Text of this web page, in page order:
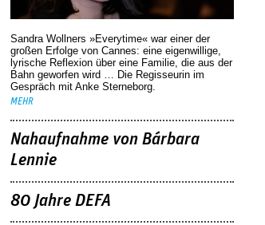
Sandra Wollners »Everytime« war einer der
großen Erfolge von Cannes: eine eigenwillige,
lyrische Reflexion über eine ­Familie, die aus der
Bahn geworfen wird … Die Regisseurin im
Gespräch mit Anke Sterneborg.
MEHR
Nahaufnahme von Bárbara
Lennie
80 Jahre DEFA